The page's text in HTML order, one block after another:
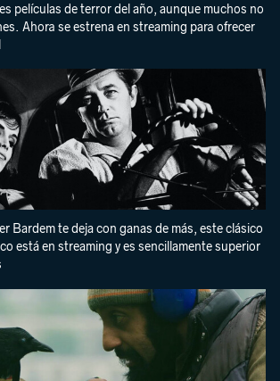
películas de terror del año, aunque muchos no
Ahora se estrena en streaming para ofrecer
Bardem te deja con ganas de más, este clásico
está en streaming y es sencillamente superior